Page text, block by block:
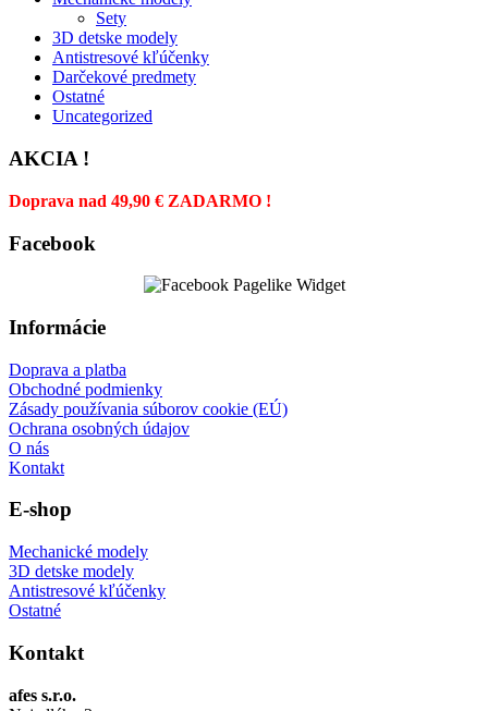
Sety
3D detske modely
Antistresové kľúčenky
Darčekové predmety
Ostatné
Uncategorized
AKCIA !
Doprava nad 49,90 € ZADARMO !
Facebook
Informácie
Doprava a platba
Obchodné podmienky
Zásady používania súborov cookie (EÚ)
Ochrana osobných údajov
O nás
Kontakt
E-shop
Mechanické modely
3D detske modely
Antistresové kľúčenky
Ostatné
Kontakt
afes s.r.o.